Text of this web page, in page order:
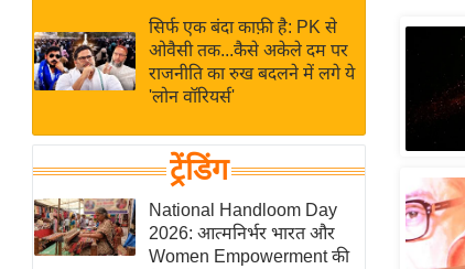
News in
Hindi
News
Hindi
Videos
विशेषज्ञ
राय
खेल
क्रिकेट
IPL
2026
सिर्फ एक बंदा काफ़ी है: PK से
ओवैसी तक...कैसे अकेले दम पर
राजनीति का रुख बदलने में लगे ये
'लोन वॉरियर्स'
ट्रेंडिंग
National Handloom Day
2026: आत्मनिर्भर भारत और
Women Empowerment की